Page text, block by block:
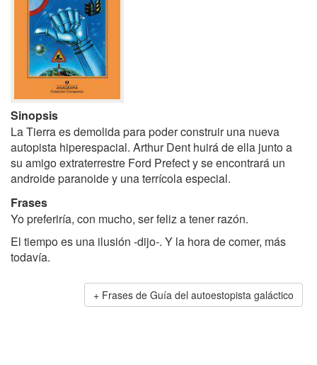
Sinopsis
La Tierra es demolida para poder construir una nueva
autopista hiperespacial. Arthur Dent huirá de ella junto a
su amigo extraterrestre Ford Prefect y se encontrará un
androide paranoide y una terrícola especial.
Frases
Yo preferiría, con mucho, ser feliz a tener razón.
El tiempo es una ilusión -dijo-. Y la hora de comer, más
todavía.
Frases de Guía del autoestopista galáctico